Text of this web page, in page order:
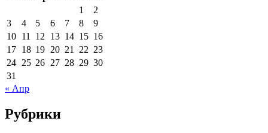
1
2
3
4 5 6 7 8
9
10 11 12 13 14 15 16
17 18 19 20 21 22 23
24 25 26 27 28 29 30
31
« Апр
Рубрики